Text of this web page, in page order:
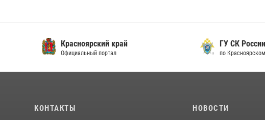
Красноярский край
Официальный портал
ГУ СК России
по Красноярскому
КОНТАКТЫ НОВОСТИ